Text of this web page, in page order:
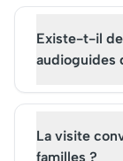
Existe-t-il
audioguides
La visite
familles ?